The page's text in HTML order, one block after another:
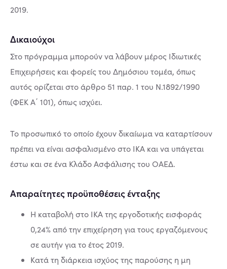
2019.
Δικαιούχοι
Στο πρόγραµµα µπορούν να λάβουν µέρος Ιδιωτικές
Επιχειρήσεις και φορείς του Δηµόσιου τοµέα, όπως
αυτός ορίζεται στο άρθρο 51 παρ. 1 του Ν.1892/1990
(ΦΕΚ Α΄ 101), όπως ισχύει.
Το προσωπικό το οποίο έχουν δικαίωµα να καταρτίσουν
πρέπει να είναι ασφαλισµένο στο ΙΚΑ και να υπάγεται
έστω και σε ένα Κλάδο Ασφάλισης του ΟΑΕΔ.
Απαραίτητες προϋποθέσεις ένταξης
Η καταβολή στο ΙΚΑ της εργοδοτικής εισφοράς
0,24% από την επιχείρηση για τους εργαζόµενους
σε αυτήν για το έτος 2019.
Κατά τη διάρκεια ισχύος της παρούσης η µη